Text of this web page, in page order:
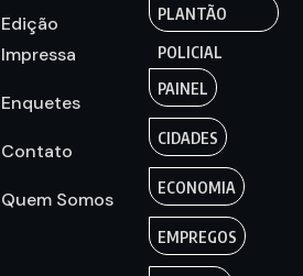
Edição
Impressa
Enquetes
Contato
Quem Somos
PLANTÃO
POLICIAL
PAINEL
CIDADES
ECONOMIA
EMPREGOS